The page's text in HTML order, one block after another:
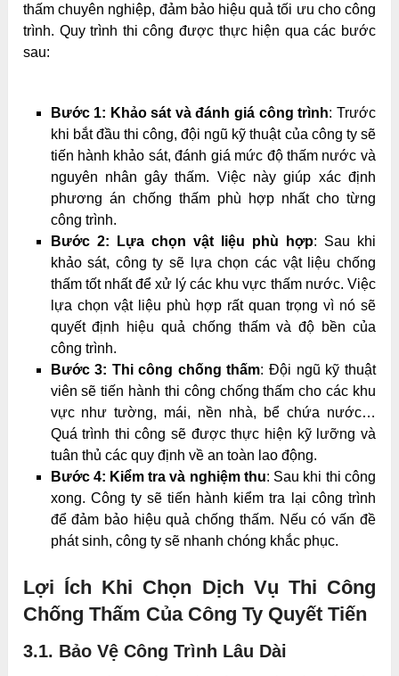
thấm chuyên nghiệp, đảm bảo hiệu quả tối ưu cho công
trình. Quy trình thi công được thực hiện qua các bước
sau:
Bước 1: Khảo sát và đánh giá công trình: Trước
khi bắt đầu thi công, đội ngũ kỹ thuật của công ty sẽ
tiến hành khảo sát, đánh giá mức độ thấm nước và
nguyên nhân gây thấm. Việc này giúp xác định
phương án chống thấm phù hợp nhất cho từng
công trình.
Bước 2: Lựa chọn vật liệu phù hợp: Sau khi
khảo sát, công ty sẽ lựa chọn các vật liệu chống
thấm tốt nhất để xử lý các khu vực thấm nước. Việc
lựa chọn vật liệu phù hợp rất quan trọng vì nó sẽ
quyết định hiệu quả chống thấm và độ bền của
công trình.
Bước 3: Thi công chống thấm: Đội ngũ kỹ thuật
viên sẽ tiến hành thi công chống thấm cho các khu
vực như tường, mái, nền nhà, bể chứa nước…
Quá trình thi công sẽ được thực hiện kỹ lưỡng và
tuân thủ các quy định về an toàn lao động.
Bước 4: Kiểm tra và nghiệm thu: Sau khi thi công
xong. Công ty sẽ tiến hành kiểm tra lại công trình
để đảm bảo hiệu quả chống thấm. Nếu có vấn đề
phát sinh, công ty sẽ nhanh chóng khắc phục.
Lợi Ích Khi Chọn Dịch Vụ Thi Công
Chống Thấm Của Công Ty Quyết Tiến
3.1. Bảo Vệ Công Trình Lâu Dài